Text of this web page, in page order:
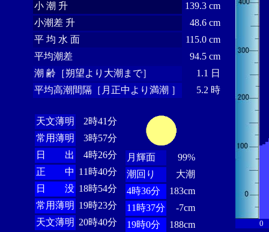
小 潮 升
139.3 cm
小潮差 升
48.6 cm
平 均 水 面
115.0 cm
平均潮差
94.5 cm
潮 齢［朔望より大潮まで］
1.1 日
平均高潮間隔［月正中より満潮 ］
5.2 時
天文薄明
2時41分
常用薄明
3時57分
日 出
4時26分
正 中 11時40分
日 没 18時54分
常用薄明 19時23分
天文薄明 20時40分
月輝面
99%
潮回り
大潮
4時36分
183cm
11時37分
-7cm
19時0分
188cm 0